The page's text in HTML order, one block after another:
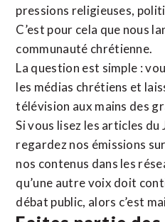
pressions religieuses,
C’est pour cela que nous
communauté chrétienne.
La question est simple :
les médias chrétiens et
télévision aux mains des
Si vous lisez les articles
regardez nos émissions
nos contenus dans les
qu’une autre voix doit
débat public, alors c’est